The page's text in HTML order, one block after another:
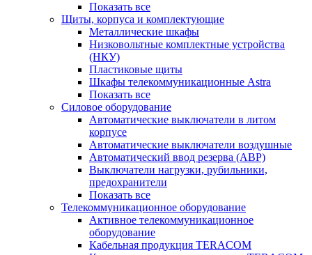
Показать все
Щиты, корпуса и комплектующие
Металлические шкафы
Низковольтные комплектные устройства
(НКУ)
Пластиковые щиты
Шкафы телекоммуникационные Astra
Показать все
Силовое оборудование
Автоматические выключатели в литом
корпусе
Автоматические выключатели воздушные
Автоматический ввод резерва (АВР)
Выключатели нагрузки, рубильники,
предохранители
Показать все
Телекоммуникационное оборудование
Активное телекоммуникационное
оборудование
Кабельная продукция TERACOM